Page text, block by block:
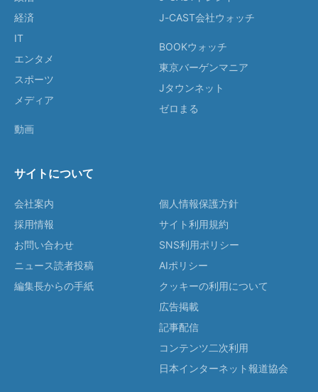
経済
IT
エンタメ
スポーツ
メディア
動画
J-CAST会社ウォッチ
BOOKウォッチ
東京バーゲンマニア
Jタウンネット
ゼロまる
サイトについて
会社案内
採用情報
お問い合わせ
ニュース読者投稿
編集長からの手紙
個人情報保護方針
サイト利用規約
SNS利用ポリシー
AIポリシー
クッキーの利用について
広告掲載
記事配信
コンテンツ二次利用
日本インターネット報道協会